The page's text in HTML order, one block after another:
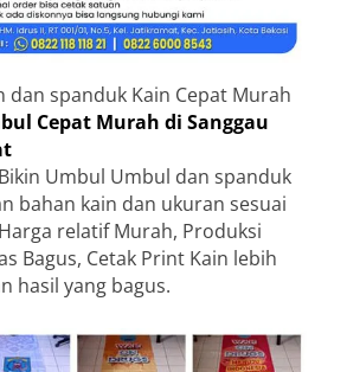
dan spanduk Kain Cepat Murah
Cepat Murah di Sanggau
Umbul Umbul dan spanduk
bahan kain dan ukuran sesuai
relatif Murah, Produksi
Bagus, Cetak Print Kain lebih
hasil yang bagus.